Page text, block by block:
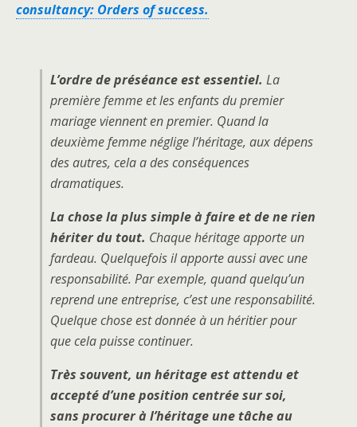
consultancy: Orders of success.
L’ordre de préséance est essentiel. La
première femme et les enfants du premier
mariage viennent en premier. Quand la
deuxième femme néglige l’héritage, aux dépens
des autres, cela a des conséquences
dramatiques.
La chose la plus simple à faire et de ne rien
hériter du tout. Chaque héritage apporte un
fardeau. Quelquefois il apporte aussi avec une
responsabilité. Par exemple, quand quelqu’un
reprend une entreprise, c’est une responsabilité.
Quelque chose est donnée à un héritier pour
que cela puisse continuer.
Très souvent, un héritage est attendu et
accepté d’une position centrée sur soi,
sans procurer à l’héritage une tâche au